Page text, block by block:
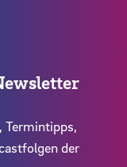
Termintipps,
der